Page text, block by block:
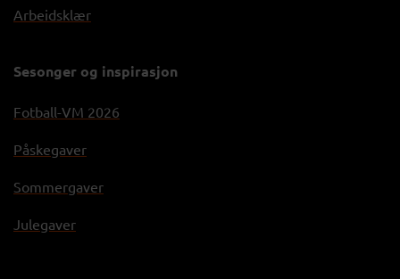
Arbeidsklær
Sesonger og inspirasjon
Fotball-VM 2026
Påskegaver
Sommergaver
Julegaver